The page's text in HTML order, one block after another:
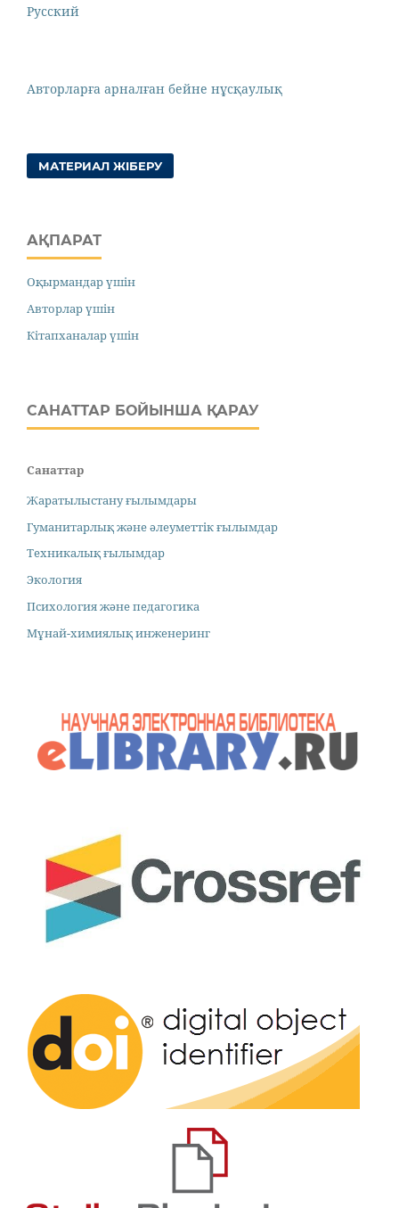
Русский
Авторларға арналған бейне нұсқаулық
МАТЕРИАЛ ЖІБЕРУ
АҚПАРАТ
Оқырмандар үшін
Авторлар үшін
Кітапханалар үшін
САНАТТАР БОЙЫНША ҚАРАУ
Санаттар
Жаратылыстану ғылымдары
Гуманитарлық және әлеуметтік ғылымдар
Техникалық ғылымдар
Экология
Психология және педагогика
Мұнай-химиялық инженеринг